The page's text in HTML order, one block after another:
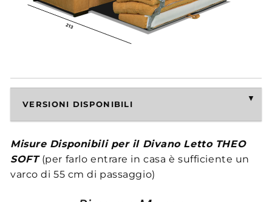
VERSIONI DISPONIBILI
Misure Disponibili per il Divano Letto THEO
SOFT (per farlo entrare in casa è sufficiente un
varco di 55 cm di passaggio)